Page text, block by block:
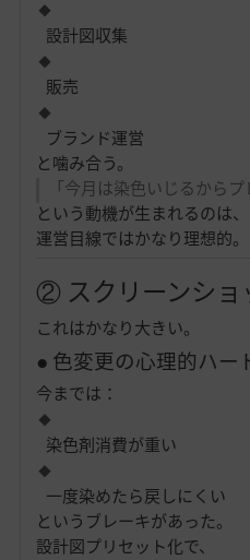
設計図収集
販売
ブランド運営
と噛み合う。
「今月は染色いじるからプ
という動機が生まれるのは、
運営目線ではかなり理想的。
② スクリーンショ
これはかなり大きい。
● 色変更の心理的ハー
今までは：
染色剤消費が重い
一度染めたら戻しにくい
というブレーキがあった。
設計図プリセット化で、